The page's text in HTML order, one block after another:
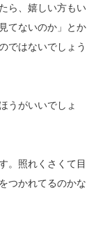
ら、嬉しい方もい
てないのか」とか
ではないでしょう
うがいいでしょ
。照れくさくて目
つかれてるのかな